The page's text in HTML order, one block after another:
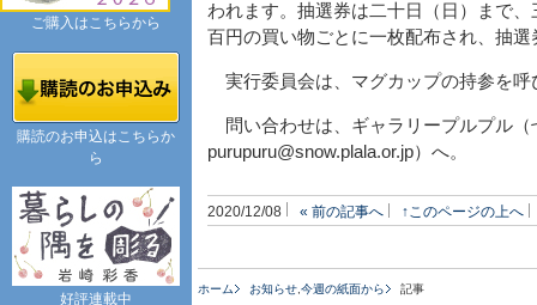
われます。抽選券は二十日（日）まで
百円の買い物ごとに一枚配布され、抽
実行委員会は、マグカップの持参を呼
問い合わせは、ギャラリープルプル
purupuru@snow.plala.or.jp）へ。
2020/12/08 « 前の記事へ ↑このページの上へ
ホーム お知らせ 今週の紙面から 記事
ご購入はこちらから
購読のお申込はこちらか
ら
好評連載中